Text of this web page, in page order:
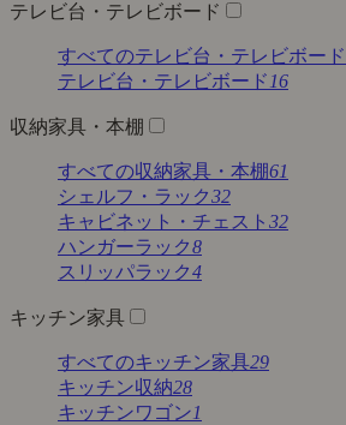
テレビ台・テレビボード
すべてのテレビ台・テレビボード
テレビ台・テレビボード 16
収納家具・本棚
すべての収納家具・本棚61
シェルフ・ラック32
キャビネット・チェスト 32
ハンガーラック8
スリッパラック4
キッチン家具
すべてのキッチン家具29
キッチン収納28
キッチンワゴン1